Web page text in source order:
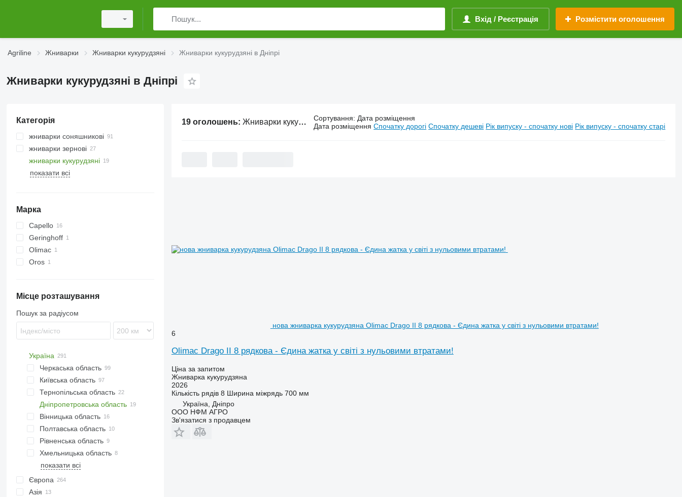
Вхід / Реєстрація Розмістити оголошення
Agriline Жниварки Жниварки кукурудзяні Жниварки кукурудзяні в Дніпрі
Жниварки кукурудзяні в Дніпрі
Категорія
жниварки соняшникові
жниварки зернові
жниварки кукурудзяні
показати всі
Марка
Capello
QUASAR
Geringhoff
PCA
Olimac
Oros
Місце розташування
Пошук за радіусом
Україна
Черкаська область
Черкаси
Звенигородка
Доброводи
Золотоноша
Лип'янка
Умань
Київська область
Київ
Біла Церква
Переяслав-Хмельницький
Бишів
Миронівка
Тернопільська область
Тернопіль
Теребовля
Людвище
Беримівці
Хоростків
Товстолуг
Дніпропетровська область
Дніпро
Слобожанське
Павлоград
Вінницька область
Вінниця
Якушинці
Нестерварка
Полтавська область
Полтава
Диканька
Михнівці
Велика Обухівка
Рівненська область
Здовбунів
Хмельницька область
Хмельницький
Тинна
Кам'янець-Подільський
Одеса
Кропивницький
Бердичів
Новосілки-Гостинні
Червоноград
Харків
показати всі
Європа
Азія
19 оголошень: Жниварки кукурудзяні в Дніпрі Сортування: Дата розміщення
Дата розміщення Спочатку дорогі Спочатку дешеві Рік випуску - спочатку нові Рік випуску - спочатку старі
нова жниварка кукурудзяна Olimac Drago II 8 рядкова - Єдина жатка у світі з нульовими втратами!
6
Olimac Drago II 8 рядкова - Єдина жатка у світі з нульовими втратами!
Ціна за запитом
Жниварка кукурудзяна
2026
Кількість рядів 8 Ширина міжрядь 700 мм
Україна, Дніпро
ООО НФМ АГРО
Зв'язатися з продавцем